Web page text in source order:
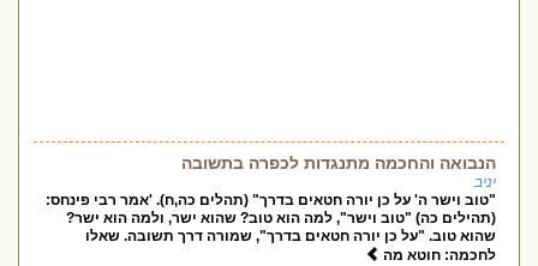
הנבואה והחכמה מתנגדות לכפרה בתשובה
יניב
"טוב וישר ה' על כן יורה חטאים בדרך" (תהלים כה,ח). 'אמר רבי פינחס:
(תהילים כה) "טוב וישר", למה הוא טוב? שהוא ישר, ולמה הוא ישר?
שהוא טוב. "על כן יורה חטאים בדרך", שמורה דרך תשובה. שאלו
לחכמה: חוטא מה